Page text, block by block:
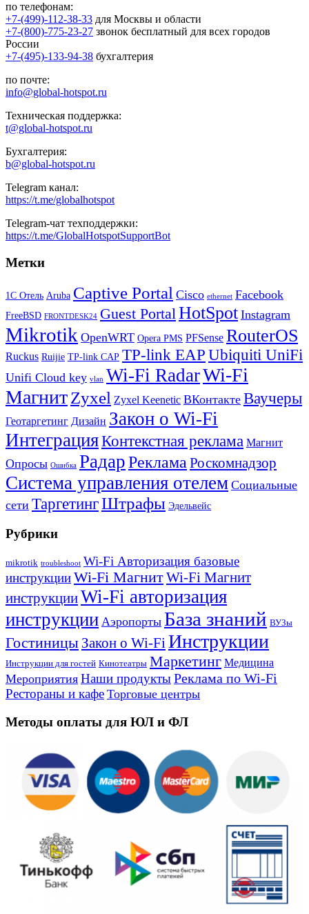
по телефонам:
+7-(499)-112-38-33 для Москвы и области
+7-(800)-775-23-27 звонок бесплатный для всех городов
России
+7-(495)-133-94-38 бухгалтерия
по почте:
info@global-hotspot.ru
Техническая поддержка:
t@global-hotspot.ru
Бухгалтерия:
b@global-hotspot.ru
Telegram канал:
https://t.me/globalhotspot
Telegram-чат техподдержки:
https://t.me/GlobalHotspotSupportBot
Метки
1С Отель Aruba Captive Portal Cisco ethernet Facebook
FreeBSD FRONTDESK24 Guest Portal HotSpot Instagram
Mikrotik OpenWRT Opera PMS PFSense RouterOS
Ruckus Ruijie TP-link CAP TP-link EAP Ubiquiti UniFi
Unifi Cloud key vlan Wi-Fi RadarWi-Fi
МагнитZyxel Zyxel Keenetic ВКонтакте Ваучеры
Геотаргетинг Дизайн Закон о Wi-Fi
ИнтеграцияКонтекстная реклама Магнит
Опросы Ошибка РадарРеклама Роскомнадзор
Система управления отелем Социальные
сети ТаргетингШтрафы Эдельвейс
Рубрики
mikrotik troubleshoot Wi-Fi Авторизация базовые
инструкцииWi-Fi МагнитWi-Fi Магнит
инструкцииWi-Fi авторизация
инструкции Аэропорты База знаний ВУЗы
Гостиницы Закон о Wi-FiИнструкции
Инструкции для гостей Кинотеатры Маркетинг Медицина
Мероприятия Наши продуктыРеклама по Wi-Fi
Рестораны и кафе Торговые центры
Методы оплаты для ЮЛ и ФЛ